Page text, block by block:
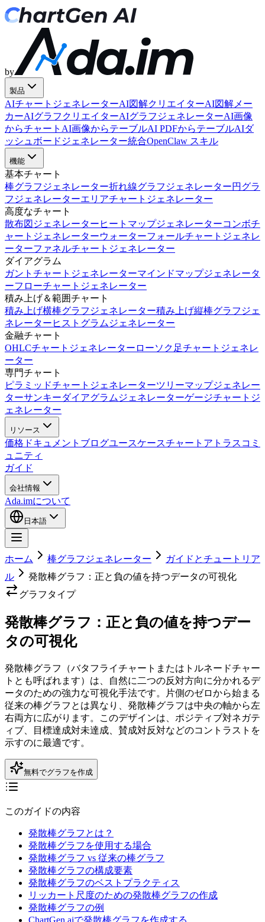
by
製品
AIチャートジェネレーターAI図解クリエイターAI図解メー
カーAIグラフクリエイターAIグラフジェネレーターAI画像
からチャート AI画像からテーブルAI PDFからテーブルAIダ
ッシュボードジェネレーター統合OpenClaw スキル
機能
基本チャート
棒グラフジェネレーター折れ線グラフジェネレーター円グラ
フジェネレーターエリアチャートジェネレーター
高度なチャート
散布図ジェネレーター ヒートマップジェネレーターコンボチ
ャートジェネレーターウォーターフォールチャートジェネレ
ーターファネルチャートジェネレーター
ダイアグラム
ガントチャートジェネレーターマインドマップジェネレータ
ーフローチャートジェネレーター
積み上げ＆範囲チャート
積み上げ横棒グラフジェネレーター積み上げ縦棒グラフジェ
ネレーター ヒストグラムジェネレーター
金融チャート
OHLCチャートジェネレーター ローソク足チャートジェネレ
ーター
専門チャート
ピラミッドチャートジェネレーターツリーマップジェネレー
ターサンキーダイアグラムジェネレーターゲージチャートジ
ェネレーター
リソース
価格 ドキュメント ブログユースケースチャートアトラス コミ
ュニティ
ガイド
会社情報
Ada.imについて
日本語
ホーム 棒グラフジェネレーター
ガイドとチュートリア
ル
発散棒グラフ：正と負の値を持つデータの可視化
グラフタイプ
発散棒グラフ：正と負の値を持つデー
タの可視化
発散棒グラフ（バタフライチャートまたはトルネードチャー
トとも呼ばれます）は、自然に二つの反対方向に分かれるデ
ータのための強力な可視化手法です。片側のゼロから始まる
従来の棒グラフとは異なり、発散棒グラフは中央の軸から左
右両方に広がります。このデザインは、ポジティブ対ネガテ
ィブ、目標達成対未達成、賛成対反対などのコントラストを
示すのに最適です。
無料でグラフを作成
このガイドの内容
発散棒グラフとは？
発散棒グラフを使用する場合
発散棒グラフ vs 従来の棒グラフ
発散棒グラフの構成要素
発散棒グラフのベストプラクティス
リッカート尺度のための発散棒グラフの作成
発散棒グラフの例
ChartGen.aiで発散棒グラフを作成する